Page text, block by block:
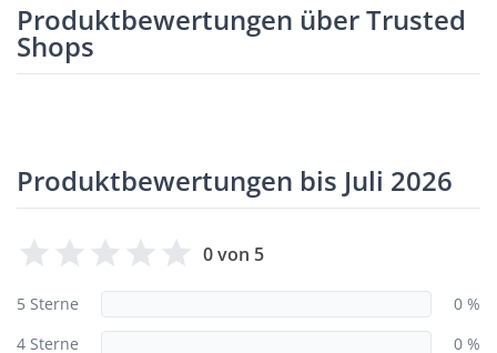
Produktbewertungen über Trusted
Shops
Produktbewertungen bis Juli 2026
0 von 5
5 Sterne
0 %
4 Sterne
0 %